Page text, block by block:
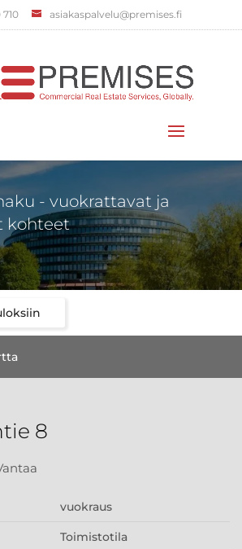
asiakaspalvelu@premises.fi
- vuokrattavat ja
kohteet
8
vuokraus
Toimistotila